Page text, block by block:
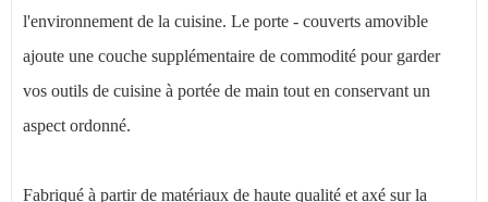
l'environnement de la cuisine. Le porte - couverts amovible
ajoute une couche supplémentaire de commodité pour garder
vos outils de cuisine à portée de main tout en conservant un
aspect ordonné.
Fabriqué à partir de matériaux de haute qualité et axé sur la